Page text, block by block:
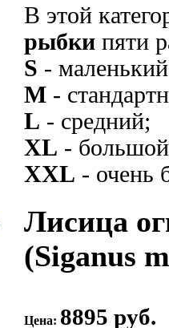
В этой
рыбки пяти
S -
M -
L - средний;
XL -
XXL - очень
Лисица
(Siganus
Цена: 8895 руб.